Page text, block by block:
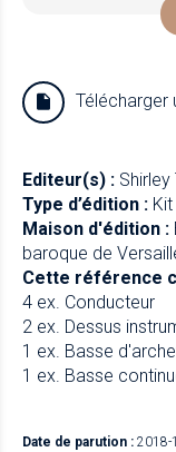
Télécharger
Editeur(s) : Shirley
Type d’édition :
Maison d'édition :
baroque de
Cette référence
4 ex. Conducteur
2 ex. Dessus
1 ex. Basse
1 ex. Basse
Date de parution : 2018-